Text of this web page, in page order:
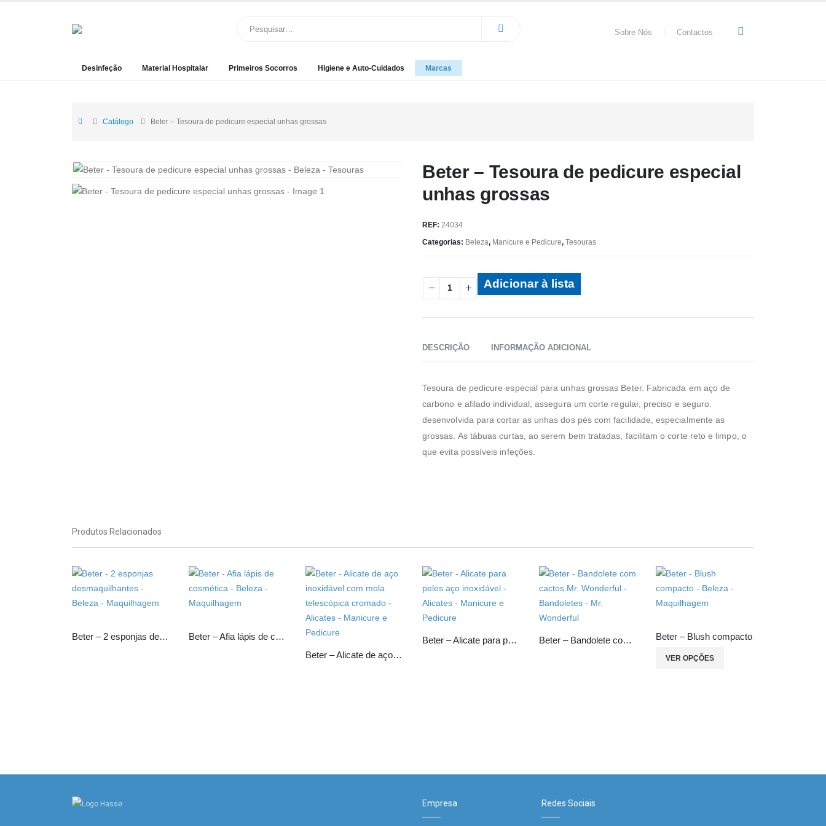
Sobre Nós Contactos
Desinfeção Material Hospitalar Primeiros Socorros Higiene e Auto-Cuidados Marcas
Catálogo Beter – Tesoura de pedicure especial unhas grossas
Beter – Tesoura de pedicure especial
unhas grossas
REF: 24034
Categorias: Beleza, Manicure e Pedicure, Tesouras
Adicionar à lista
DESCRIÇÃO INFORMAÇÃO ADICIONAL
Tesoura de pedicure especial para unhas grossas Beter. Fabricada em aço de
carbono e afilado individual, assegura um corte regular, preciso e seguro.
desenvolvida para cortar as unhas dos pés com facilidade, especialmente as
grossas. As tábuas curtas, ao serem bem tratadas, facilitam o corte reto e limpo, o
que evita possíveis infeções.
Produtos Relacionados
Beter – 2 esponjas desmaquilhantes
Beter – Afia lápis de cosmética
Beter – Alicate de aço inoxidável com mola telescópica cromado
Beter – Alicate para peles aço inoxidável Beter – Bandolete com cactos Mr. Wonderful Beter – Blush compacto
VER OPÇÕES
Empresa Redes Sociais